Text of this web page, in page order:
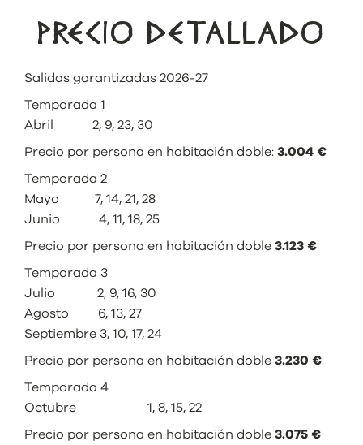
PRECIO DETALLADO
Salidas garantizadas 2026-27
Temporada 1
Abril 2, 9, 23, 30
Precio por persona en habitación doble: 3.004 €
Temporada 2
Mayo 7, 14, 21, 28
Junio 4, 11, 18, 25
Precio por persona en habitación doble 3.123 €
Temporada 3
Julio 2, 9, 16, 30
Agosto 6, 13, 27
Septiembre 3, 10, 17, 24
Precio por persona en habitación doble 3.230 €
Temporada 4
Octubre 1, 8, 15, 22
Precio por persona en habitación doble 3.075 €